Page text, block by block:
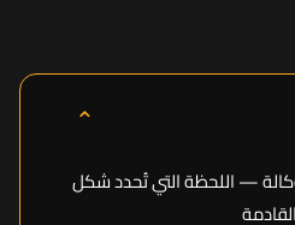
⌃
— اللحظة التي تُحدد شكل